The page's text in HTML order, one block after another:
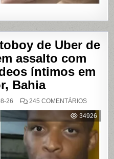
de Uber de
assalto com
íntimos em
Bahia
26 245 COMENTÁRIOSEM
ACUSA
DE
UBER
DE
EM
34926